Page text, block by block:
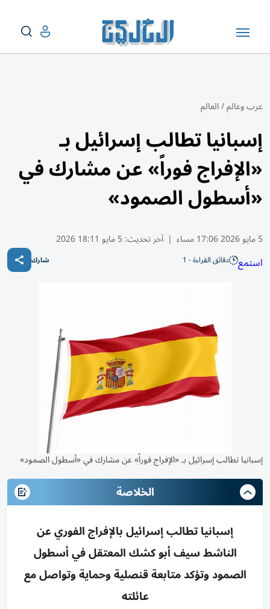
عرب وعالم/العالم
إسبانيا تطالب إسرائيل بـ
«الإفراج فوراً» عن مشارك في
«أسطول الصمود»
5 مايو 2026 17:06 مساء | آخر تحديث:5 مايو 18:11 2026
استمع دقائق القراءة - 1 شارك
إسبانيا تطالب إسرائيل بـ «الإفراج فوراً» عن مشارك في «أسطول الصمود»
الخلاصة
إسبانيا تطالب إسرائيل بالإفراج الفوري عن
الناشط سيف أبو كشك المعتقل في أسطول
الصمود وتؤكد متابعة قنصلية وحماية وتواصل مع
عائلته